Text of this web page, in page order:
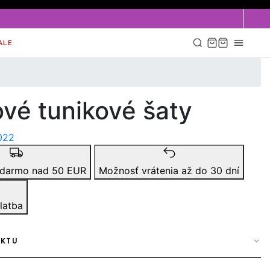
tunikové šaty
nad 50 EUR Možnosť vrátenia až do 30 dní